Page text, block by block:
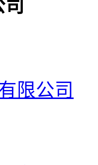
限公司